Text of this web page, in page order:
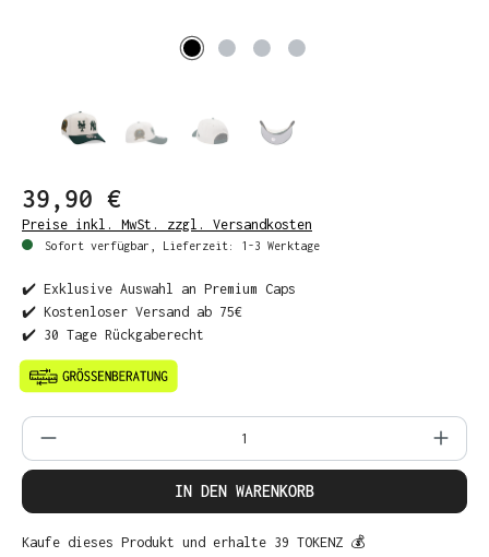
39,90 €
Preise inkl. MwSt. zzgl. Versandkosten
Sofort verfügbar, Lieferzeit: 1-3 Werktage
✔️ Exklusive Auswahl an Premium Caps
✔️ Kostenloser Versand ab 75€
✔️ 30 Tage Rückgaberecht
Produkt Anzahl: Gib den gewünschten
IN DEN WARENKORB
Kaufe dieses Produkt und erhalte 39 TOKENZ 💰